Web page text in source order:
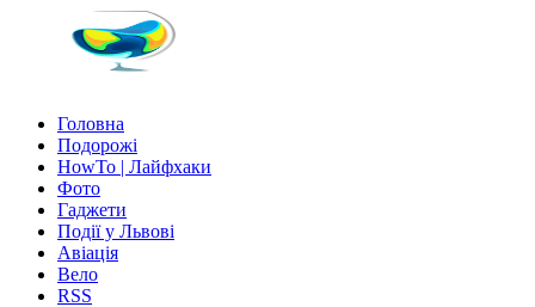
Головна
Подорожі
HowTo | Лайфхаки
Фото
Гаджети
Події у Львові
Авіація
Вело
RSS